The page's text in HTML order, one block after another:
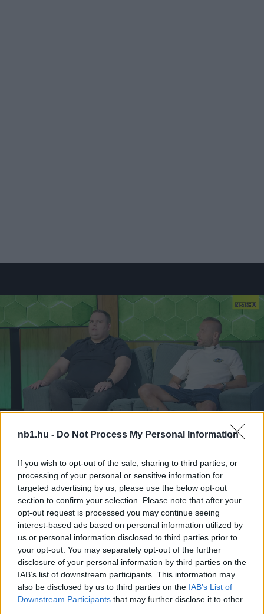
nb1.hu - Do Not Process My Personal Information
If you wish to opt-out of the sale, sharing to third parties, or
processing of your personal or sensitive information for
targeted advertising by us, please use the below opt-out
section to confirm your selection. Please note that after your
opt-out request is processed you may continue seeing
interest-based ads based on personal information utilized by
us or personal information disclosed to third parties prior to
your opt-out. You may separately opt-out of the further
disclosure of your personal information by third parties on the
IAB’s list of downstream participants. This information may
also be disclosed by us to third parties on the IAB’s List of
Downstream Participants that may further disclose it to other
Pause
0%
Remaining
0:14
Megosztás:
KAPCSOLÓDÓ HÍREK